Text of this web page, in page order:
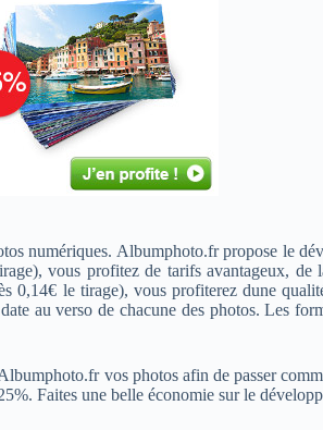
numériques. Albumphoto.fr propose le
vous profitez de tarifs avantageux,
le tirage), vous profiterez dune
au verso de chacune des photos. Les
vos photos afin de passer
Faites une belle économie sur le